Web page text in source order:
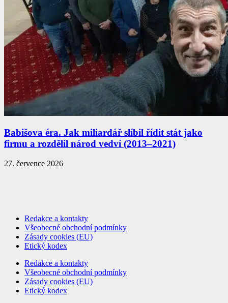
Babišova éra. Jak miliardář slíbil řídit stát jako
firmu a rozdělil národ vedví (2013–2021)
27. července 2026
Redakce a kontakty
Všeobecné obchodní podmínky
Zásady cookies (EU)
Etický kodex
Redakce a kontakty
Všeobecné obchodní podmínky
Zásady cookies (EU)
Etický kodex